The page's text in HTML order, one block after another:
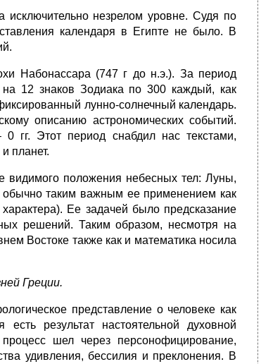
исключительно незрелом уровне. Судя по
календаря в Египте не было. В
Набонассара (747 г до н.э.). За период
на 12 знаков Зодиака по 300 каждый, как
лунно-солнечный календарь.
описанию астрономических событий.
гг. Этот период снабдил нас текстами,
планет.
видимого положения небесных тел: Луны,
обычно таким важным ее применением как
Ее задачей было предсказание
решений. Таким образом, несмотря на
Востоке также как и математика носила
Греции.
представление о человеке как
результат настоятельной духовной
шел через персонофицирование,
удивления, бессилия и преклонения. В